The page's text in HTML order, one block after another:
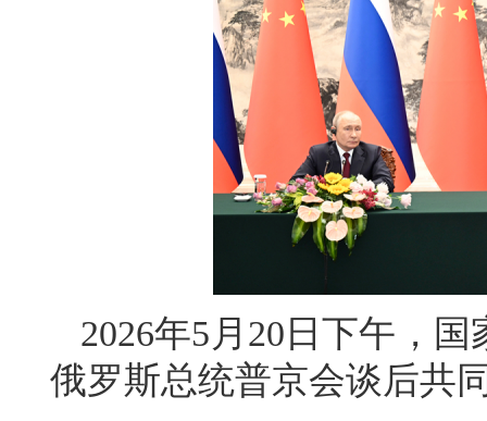
2026年5月20日下午，
俄罗斯总统普京会谈后共